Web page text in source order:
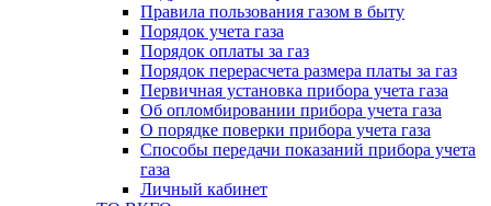
Правила пользования газом в быту
Порядок учета газа
Порядок оплаты за газ
Порядок перерасчета размера платы за газ
Первичная установка прибора учета газа
Об опломбировании прибора учета газа
О порядке поверки прибора учета газа
Способы передачи показаний прибора учета
газа
Личный кабинет